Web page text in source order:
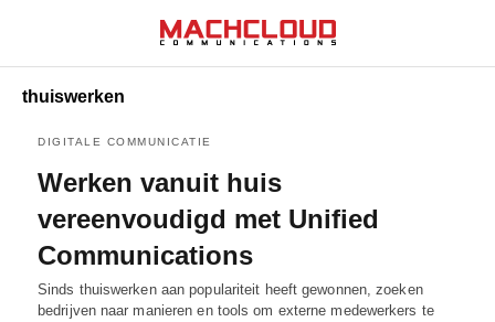
thuiswerken
DIGITALE COMMUNICATIE
Werken vanuit huis
vereenvoudigd met Unified
Communications
Sinds thuiswerken aan populariteit heeft gewonnen, zoeken
bedrijven naar manieren en tools om externe medewerkers te